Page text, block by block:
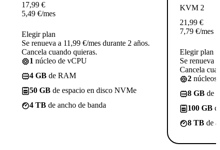
17,99 €
5,49 €/mes
Elegir plan
Se renueva a 11,99 €/mes durante 2 años.
Cancela cuando quieras.
1 núcleo de vCPU
4 GB de RAM
50 GB de espacio en disco NVMe
4 TB de ancho de banda
KVM 2
21,99 €
7,79 €/mes
Elegir plan
Se renueva
Cancela
2 núcleos
8 GB de
100 GB
8 TB de